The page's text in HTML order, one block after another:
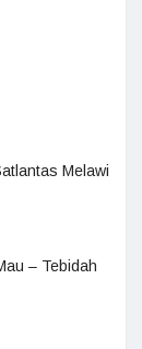
Melawi
– Tebidah